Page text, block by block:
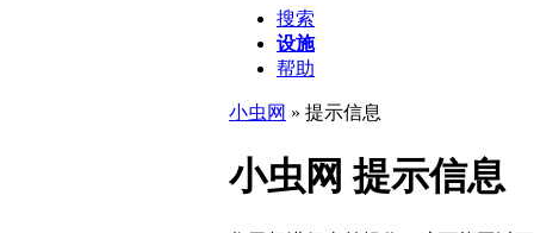
搜索
设施
帮助
小虫网 » 提示信息
小虫网 提示信息